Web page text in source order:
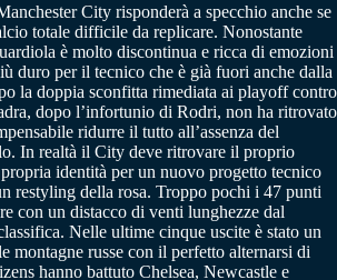
City risponderà a specchio anche se
totale difficile da replicare. Nonostante
è molto discontinua e ricca di emozioni
duro per il tecnico che è già fuori anche dalla
la doppia sconfitta rimediata ai playoff contro
dopo l’infortunio di Rodri, non ha ritrovato
ridurre il tutto all’assenza del
In realtà il City deve ritrovare il proprio
identità per un nuovo progetto tecnico
restyling della rosa. Troppo pochi i 47 punti
con un distacco di venti lunghezze dal
Nelle ultime cinque uscite è stato un
montagne russe con il perfetto alternarsi di
hanno battuto Chelsea, Newcastle e